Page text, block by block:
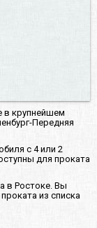
в крупнейшем
Передняя
с 4 или 2
для проката
в Ростоке. Вы
из списка